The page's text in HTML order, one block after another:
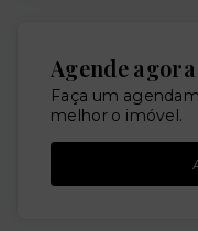
Agende
Faça um
melhor o imóvel.